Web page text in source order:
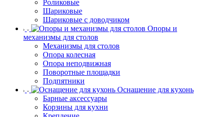
Роликовые
Шариковые
Шариковые с доводчиком
Опоры и
механизмы для столов
Механизмы для столов
Опора колесная
Опора неподвижная
Поворотные площадки
Подпятники
Оснащение для кухонь
Барные аксессуары
Корзины для кухни